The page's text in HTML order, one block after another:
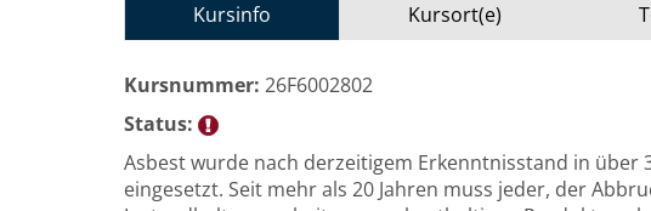
Kursinfo Kursort(e)
Kursnummer: 26F6002802
Status:
Asbest wurde nach derzeitigem Erkenntnisstand in über
eingesetzt. Seit mehr als 20 Jahren muss jeder, der